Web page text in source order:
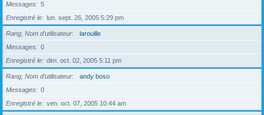
Messages
5
Enregistré le
lun. sept. 26, 2005 5:29 pm
Rang, Nom d’utilisateur
larouille
Messages
0
Enregistré le
dim. oct. 02, 2005 5:11 pm
Rang, Nom d’utilisateur
andy boso
Messages
0
Enregistré le
ven. oct. 07, 2005 10:44 am